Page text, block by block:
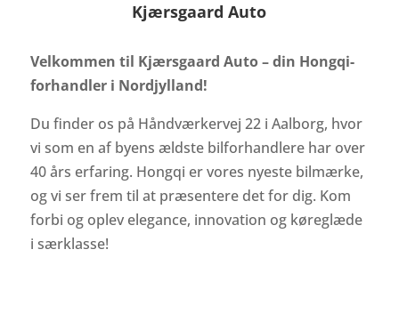
Kjærsgaard Auto
Velkommen til Kjærsgaard Auto – din Hongqi-
forhandler i Nordjylland!
Du finder os på Håndværkervej 22 i Aalborg, hvor
vi som en af byens ældste bilforhandlere har over
40 års erfaring. Hongqi er vores nyeste bilmærke,
og vi ser frem til at præsentere det for dig. Kom
forbi og oplev elegance, innovation og køreglæde
i særklasse!